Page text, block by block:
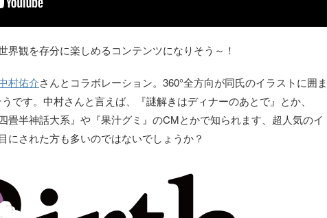
観を存分に楽しめるコンテンツになりそう～！
村佑介さんとコラボレーション。360°全方向が同氏のイラストに囲ま
です。中村さんと言えば、『謎解きはディナーのあとで』とか、
畳半神話大系』や『果汁グミ』のCMとかで知られます、超人気のイ
された方も多いのではないでしょうか？